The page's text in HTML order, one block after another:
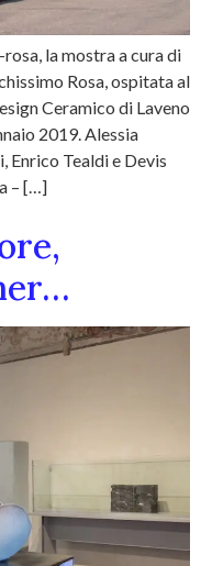
la mostra a cura di
Rosa, ospitata al
Ceramico di Laveno
2019. Alessia
Enrico Tealdi e Devis
– […]